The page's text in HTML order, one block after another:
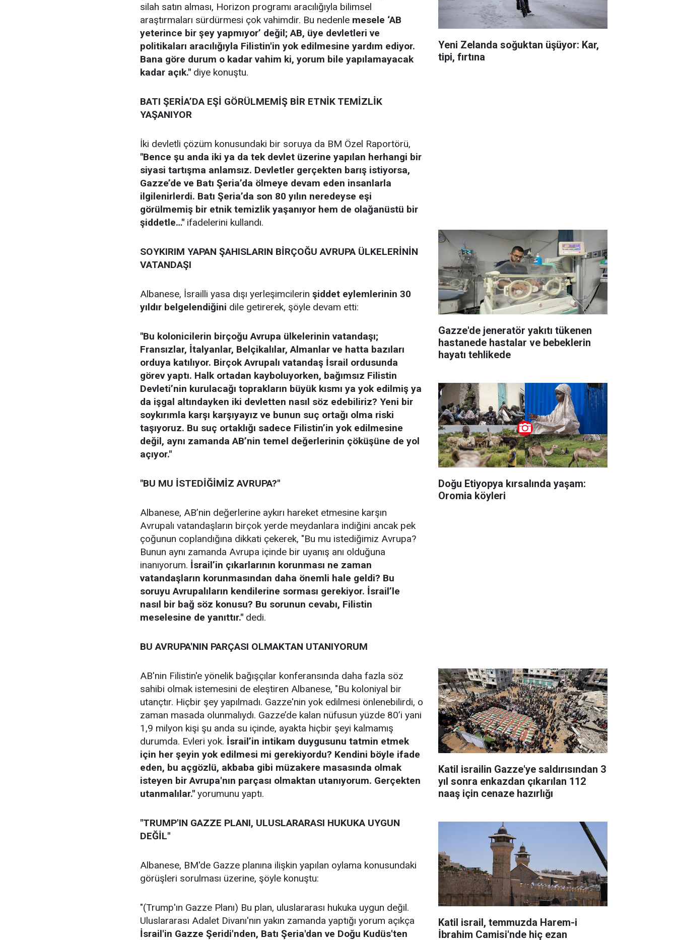
silah satın alması, Horizon programı aracılığıyla bilimsel
araştırmaları sürdürmesi çok vahimdir. Bu nedenle mesele ‘AB
yeterince bir şey yapmıyor’ değil; AB, üye devletleri ve
politikaları aracılığıyla Filistin'in yok edilmesine yardım ediyor.
Bana göre durum o kadar vahim ki, yorum bile yapılamayacak
kadar açık." diye konuştu.
BATI ŞERİA’DA EŞİ GÖRÜLMEMİŞ BİR ETNİK TEMİZLİK
YAŞANIYOR
İki devletli çözüm konusundaki bir soruya da BM Özel Raportörü,
"Bence şu anda iki ya da tek devlet üzerine yapılan herhangi bir
siyasi tartışma anlamsız. Devletler gerçekten barış istiyorsa,
Gazze’de ve Batı Şeria’da ölmeye devam eden insanlarla
ilgilenirlerdi. Batı Şeria’da son 80 yılın neredeyse eşi
görülmemiş bir etnik temizlik yaşanıyor hem de olağanüstü bir
şiddetle…" ifadelerini kullandı.
SOYKIRIM YAPAN ŞAHISLARIN BİRÇOĞU AVRUPA ÜLKELERİNİN
VATANDAŞI
Albanese, İsrailli yasa dışı yerleşimcilerin şiddet eylemlerinin 30
yıldır belgelendiğini dile getirerek, şöyle devam etti:
"Bu kolonicilerin birçoğu Avrupa ülkelerinin vatandaşı;
Fransızlar, İtalyanlar, Belçikalılar, Almanlar ve hatta bazıları
orduya katılıyor. Birçok Avrupalı vatandaş İsrail ordusunda
görev yaptı. Halk ortadan kayboluyorken, bağımsız Filistin
Devleti’nin kurulacağı toprakların büyük kısmı ya yok edilmiş ya
da işgal altındayken iki devletten nasıl söz edebiliriz? Yeni bir
soykırımla karşı karşıyayız ve bunun suç ortağı olma riski
taşıyoruz. Bu suç ortaklığı sadece Filistin’in yok edilmesine
değil, aynı zamanda AB’nin temel değerlerinin çöküşüne de yol
açıyor."
"BU MU İSTEDİĞİMİZ AVRUPA?"
Albanese, AB’nin değerlerine aykırı hareket etmesine karşın
Avrupalı vatandaşların birçok yerde meydanlara indiğini ancak pek
çoğunun coplandığına dikkati çekerek, "Bu mu istediğimiz Avrupa?
Bunun aynı zamanda Avrupa içinde bir uyanış anı olduğuna
inanıyorum. İsrail’in çıkarlarının korunması ne zaman
vatandaşların korunmasından daha önemli hale geldi? Bu
soruyu Avrupalıların kendilerine sorması gerekiyor. İsrail’le
nasıl bir bağ söz konusu? Bu sorunun cevabı, Filistin
meselesine de yanıttır." dedi.
BU AVRUPA'NIN PARÇASI OLMAKTAN UTANIYORUM
AB'nin Filistin'e yönelik bağışçılar konferansında daha fazla söz
sahibi olmak istemesini de eleştiren Albanese, "Bu koloniyal bir
utançtır. Hiçbir şey yapılmadı. Gazze'nin yok edilmesi önlenebilirdi, o
zaman masada olunmalıydı. Gazze’de kalan nüfusun yüzde 80’i yani
1,9 milyon kişi şu anda su içinde, ayakta hiçbir şeyi kalmamış
durumda. Evleri yok. İsrail’in intikam duygusunu tatmin etmek
için her şeyin yok edilmesi mi gerekiyordu? Kendini böyle ifade
eden, bu açgözlü, akbaba gibi müzakere masasında olmak
isteyen bir Avrupa'nın parçası olmaktan utanıyorum. Gerçekten
utanmalılar." yorumunu yaptı.
"TRUMP'IN GAZZE PLANI, ULUSLARARASI HUKUKA UYGUN
DEĞİL"
Albanese, BM'de Gazze planına ilişkin yapılan oylama konusundaki
görüşleri sorulması üzerine, şöyle konuştu:
"(Trump'ın Gazze Planı) Bu plan, uluslararası hukuka uygun değil.
Uluslararası Adalet Divanı'nın yakın zamanda yaptığı yorum açıkça
İsrail'in Gazze Şeridi'nden, Batı Şeria'dan ve Doğu Kudüs'ten
Yeni Zelanda soğuktan üşüyor: Kar,
tipi, fırtına
Gazze'de jeneratör yakıtı tükenen
hastanede hastalar ve bebeklerin
hayatı tehlikede
Doğu Etiyopya kırsalında yaşam:
Oromia köyleri
Katil israilin Gazze'ye saldırısından 3
yıl sonra enkazdan çıkarılan 112
naaş için cenaze hazırlığı
Katil israil, temmuzda Harem-i
İbrahim Camisi'nde hiç ezan